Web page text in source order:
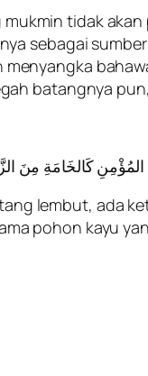
tidak
sebagai
batangnya
lembut, ada
pohon kayu